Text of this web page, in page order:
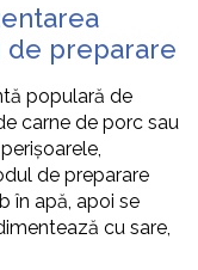
preparare
populară de
carne de porc sau
de preparare
în apă, apoi se
cu sare,